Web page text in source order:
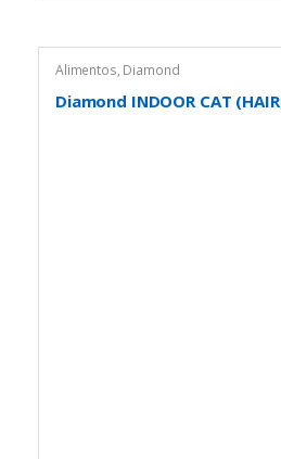
Alimentos, Diamond
Diamond INDOOR CAT